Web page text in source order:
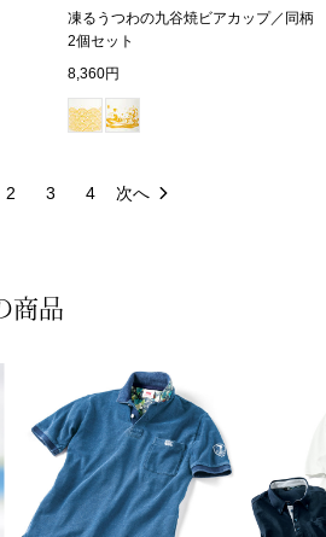
帽子
マフラー／ス
凍るうつわの九谷焼ビアカップ／同柄
2個セット
8,360円
2 3 4 次へ
商品